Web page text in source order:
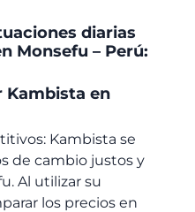
diarias
Monsefu – Perú:
Kambista en
Kambista se
de cambio justos y
Al utilizar su
los precios en